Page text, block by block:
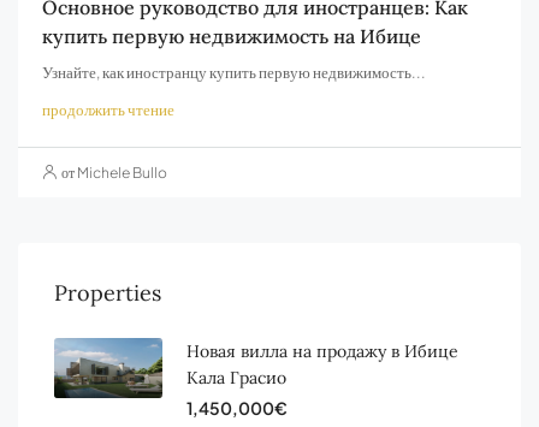
Основное руководство для иностранцев: Как
купить первую недвижимость на Ибице
Узнайте, как иностранцу купить первую недвижимость...
продолжить чтение
от Michele Bullo
Properties
Новая вилла на продажу в Ибице
Кала Грасио
1,450,000€